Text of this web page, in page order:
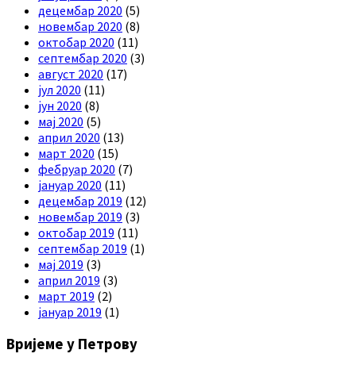
децембар 2020 (5)
новембар 2020 (8)
октобар 2020 (11)
септембар 2020 (3)
август 2020 (17)
јул 2020 (11)
јун 2020 (8)
мај 2020 (5)
април 2020 (13)
март 2020 (15)
фебруар 2020 (7)
јануар 2020 (11)
децембар 2019 (12)
новембар 2019 (3)
октобар 2019 (11)
септембар 2019 (1)
мај 2019 (3)
април 2019 (3)
март 2019 (2)
јануар 2019 (1)
Вријеме у Петрову